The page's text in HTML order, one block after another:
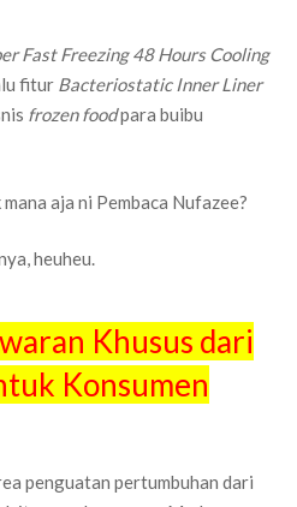
Fast Freezing 48 Hours Cooling
fitur Bacteriostatic Inner Liner
frozen foodpara buibu
aja ni Pembaca Nufazee?
heuheu.
Khusus dari
Konsumen
penguatan pertumbuhan dari